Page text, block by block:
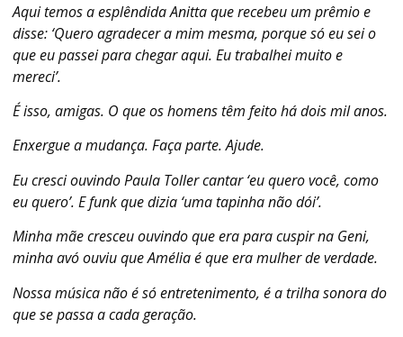
Aqui temos a esplêndida Anitta que recebeu um prêmio e
disse: ‘Quero agradecer a mim mesma, porque só eu sei o
que eu passei para chegar aqui. Eu trabalhei muito e
mereci’.
É isso, amigas. O que os homens têm feito há dois mil anos.
Enxergue a mudança. Faça parte. Ajude.
Eu cresci ouvindo Paula Toller cantar ‘eu quero você, como
eu quero’. E funk que dizia ‘uma tapinha não dói’.
Minha mãe cresceu ouvindo que era para cuspir na Geni,
minha avó ouviu que Amélia é que era mulher de verdade.
Nossa música não é só entretenimento, é a trilha sonora do
que se passa a cada geração.